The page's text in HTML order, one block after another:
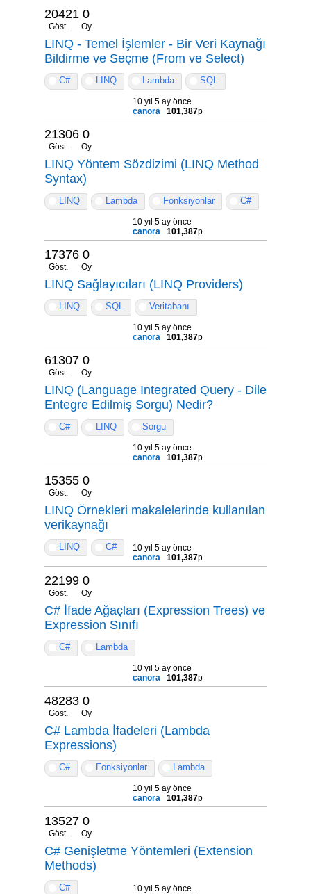
20421
Göst.
0
Oy
LINQ - Temel İşlemler - Bir Veri Kaynağı
Bildirme ve Seçme (From ve Select)
C# LINQ Lambda SQL
10 yıl 5 ay önce
canora
101,387p
21306
Göst.
0
Oy
LINQ Yöntem Sözdizimi (LINQ Method
Syntax)
LINQ Lambda Fonksiyonlar C#
10 yıl 5 ay önce
canora
101,387p
17376
Göst.
0
Oy
LINQ Sağlayıcıları (LINQ Providers)
LINQ SQL Veritabanı
10 yıl 5 ay önce
canora
101,387p
61307
Göst.
0
Oy
LINQ (Language Integrated Query - Dile
Entegre Edilmiş Sorgu) Nedir?
C# LINQ Sorgu
10 yıl 5 ay önce
canora
101,387p
15355
Göst.
0
Oy
LINQ Örnekleri makalelerinde kullanılan
verikaynağı
LINQ C#
10 yıl 5 ay önce
canora
101,387p
22199
Göst.
0
Oy
C# İfade Ağaçları (Expression Trees) ve
Expression Sınıfı
C# Lambda
10 yıl 5 ay önce
canora
101,387p
48283
Göst.
0
Oy
C# Lambda İfadeleri (Lambda
Expressions)
C# Fonksiyonlar Lambda
10 yıl 5 ay önce
canora
101,387p
13527
Göst.
0
Oy
C# Genişletme Yöntemleri (Extension
Methods)
C#
10 yıl 5 ay önce